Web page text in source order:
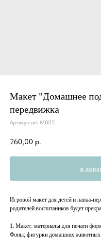
Макет "Домашнее
передвижка
Артикул: art-M005
260,00 р.
в
Игровой макет для детей и папка-
родителей воспитаников будет
1. Макет: материалы для печати
Фоны; фигурки домашних животных